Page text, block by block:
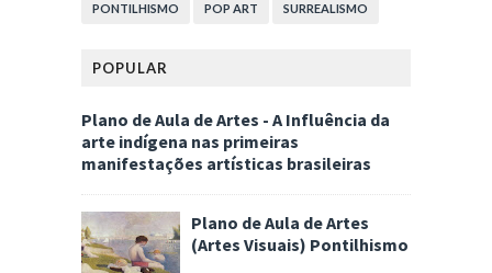
PONTILHISMO POP ART SURREALISMO
POPULAR
Plano de Aula de Artes - A Influência da
arte indígena nas primeiras
manifestações artísticas brasileiras
Plano de Aula de Artes
(Artes Visuais) Pontilhismo